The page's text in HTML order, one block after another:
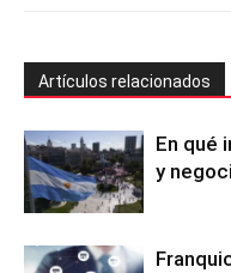
Artículos relacionados
En qué
y